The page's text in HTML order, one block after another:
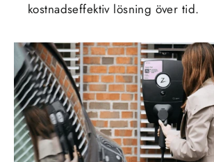
kostnadseffektiv lösning över tid.